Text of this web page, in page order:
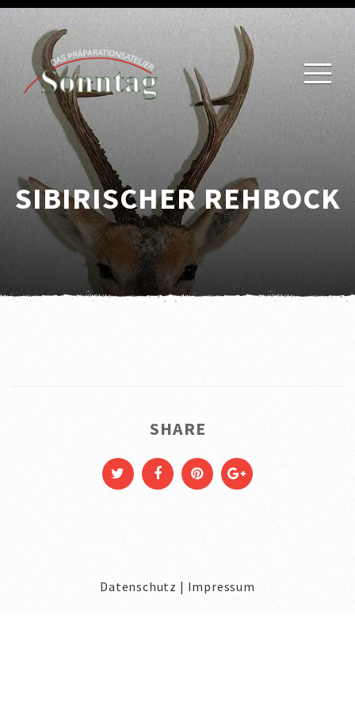
SIBIRISCHER REHBOCK
SHARE
Datenschutz | Impressum